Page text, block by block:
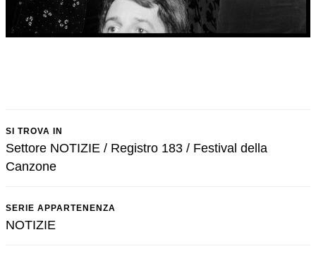
SI TROVA IN
Settore NOTIZIE / Registro 183 / Festival della
Canzone
SERIE APPARTENENZA
NOTIZIE